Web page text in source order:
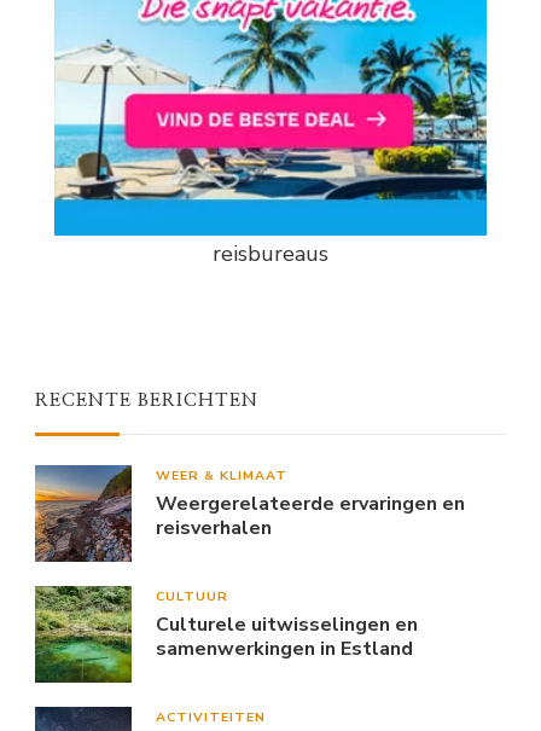
reisbureaus
RECENTE BERICHTEN
WEER & KLIMAAT
Weergerelateerde ervaringen en
reisverhalen
CULTUUR
Culturele uitwisselingen en
samenwerkingen in Estland
ACTIVITEITEN